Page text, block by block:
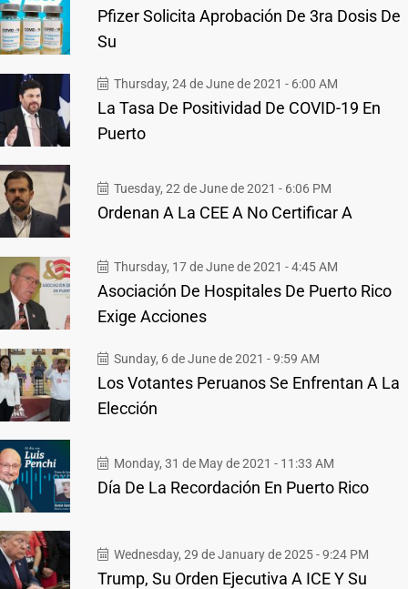
Pfizer Solicita Aprobación De 3ra Dosis De
Su
Thursday, 24 de June de 2021 - 6:00 AM
La Tasa De Positividad De COVID-19 En
Puerto
Tuesday, 22 de June de 2021 - 6:06 PM
Ordenan A La CEE A No Certificar A
Thursday, 17 de June de 2021 - 4:45 AM
Asociación De Hospitales De Puerto Rico
Exige Acciones
Sunday, 6 de June de 2021 - 9:59 AM
Los Votantes Peruanos Se Enfrentan A La
Elección
Monday, 31 de May de 2021 - 11:33 AM
Día De La Recordación En Puerto Rico
Wednesday, 29 de January de 2025 - 9:24 PM
Trump, Su Orden Ejecutiva A ICE Y Su